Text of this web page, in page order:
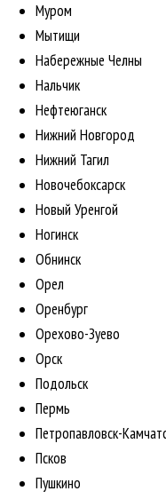
Муром
Мытищи
Набережные Челны
Нальчик
Нефтеюганск
Нижний Новгород
Нижний Тагил
Новочебоксарск
Новый Уренгой
Ногинск
Обнинск
Орел
Оренбург
Орехово-Зуево
Орск
Подольск
Пермь
Петропавловск-
Псков
Пушкино